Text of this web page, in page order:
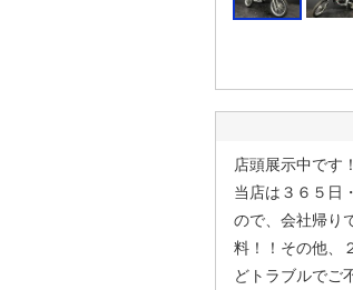
店頭展示中です
当店は３６５日
ので、会社帰り
料！！その他、
どトラブルでご